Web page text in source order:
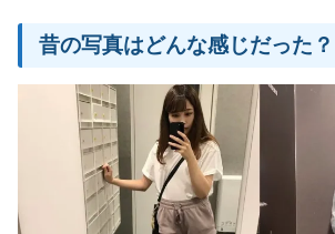
昔の写真はどんな感じだった？